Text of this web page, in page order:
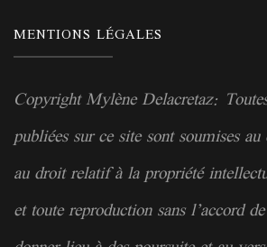
MENTIONS LÉGALES
Copyright Mylène Delacretaz:
publiées sur ce site sont soumises
au droit relatif à lapropriété
et toute reproduction sans l’accord